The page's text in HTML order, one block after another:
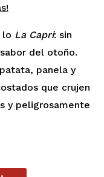
lo La Capri: sin
del otoño.
panela y
que crujen
y peligrosamente